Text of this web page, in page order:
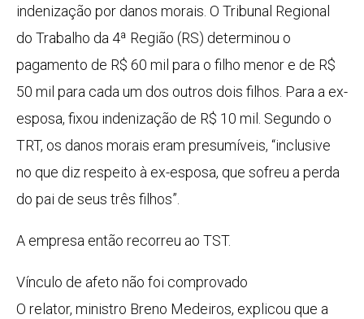
indenização por danos morais. O Tribunal Regional
do Trabalho da 4ª Região (RS) determinou o
pagamento de R$ 60 mil para o filho menor e de R$
50 mil para cada um dos outros dois filhos. Para a ex-
esposa, fixou indenização de R$ 10 mil. Segundo o
TRT, os danos morais eram presumíveis, “inclusive
no que diz respeito à ex-esposa, que sofreu a perda
do pai de seus três filhos”.
A empresa então recorreu ao TST.
Vínculo de afeto não foi comprovado
O relator, ministro Breno Medeiros, explicou que a